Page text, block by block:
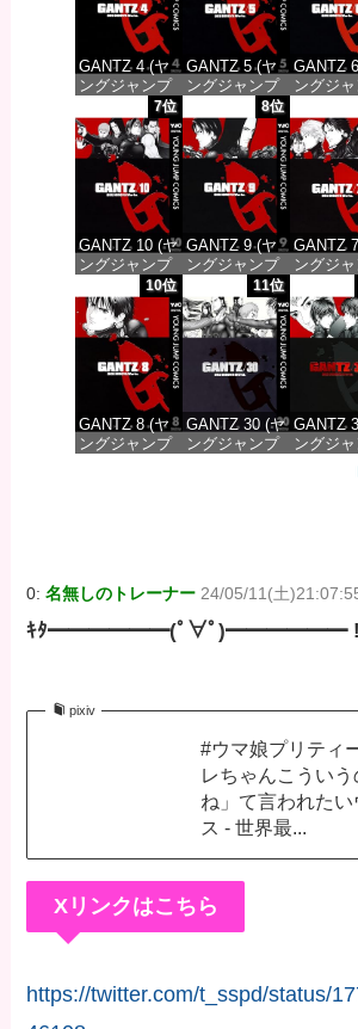
GANTZ 4 (ヤ
ングジャンプ
コミックス
DIGITAL)
価格：¥100
GANTZ 5 (ヤ
ングジャンプ
コミックス
DIGITAL)
価格：¥100
GANTZ
ングジ
コミッ
DIGITAL)
価格
7位
GANTZ 10 (ヤ
ングジャンプ
コミックス
DIGITAL)
価格：¥100
8位
GANTZ 9 (ヤ
ングジャンプ
コミックス
DIGITAL)
価格：¥100
GANTZ
ングジ
コミッ
DIGITAL)
価格
10位
GANTZ 8 (ヤ
ングジャンプ
11位
GANTZ 30 (ヤ
ングジャンプ
GANTZ
ングジ
コミッ
0:名無しのトレーナー 24/05/11(土
ｷﾀ━━━━━━(ﾟ∀ﾟ)━━━━━━
pixiv
#ウマ娘プリティ
レちゃんこうい
ね」て言われた
ス - 世界最...
Xリンクはこちら
https://twitter.com/t_sspd/status/